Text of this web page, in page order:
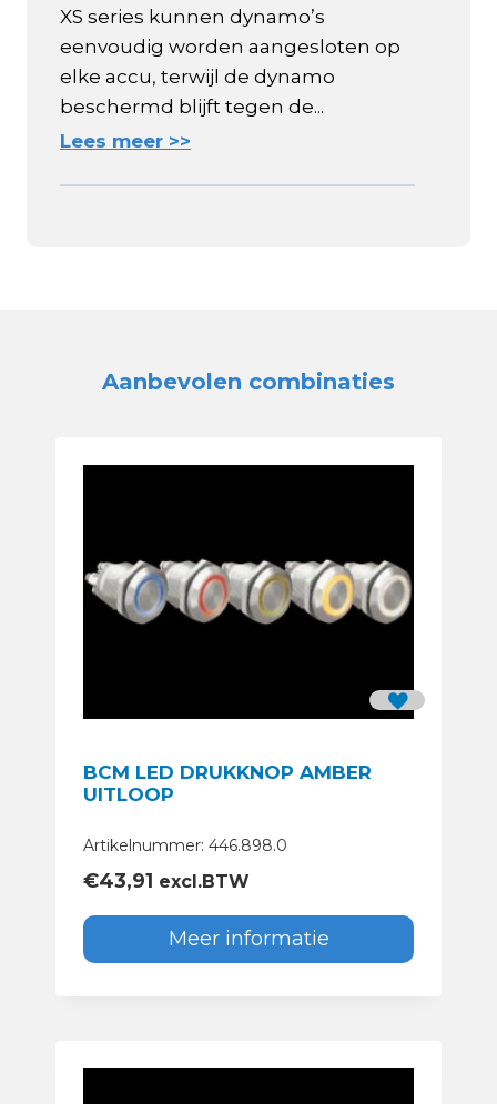
XS series kunnen dynamo’s
eenvoudig worden aangesloten op
elke accu, terwijl de dynamo
beschermd blijft tegen de...
Lees meer >>
Aanbevolen combinaties
BCM LED DRUKKNOP AMBER
UITLOOP
Artikelnummer: 446.898.0
€43,91 excl.BTW
Meer informatie